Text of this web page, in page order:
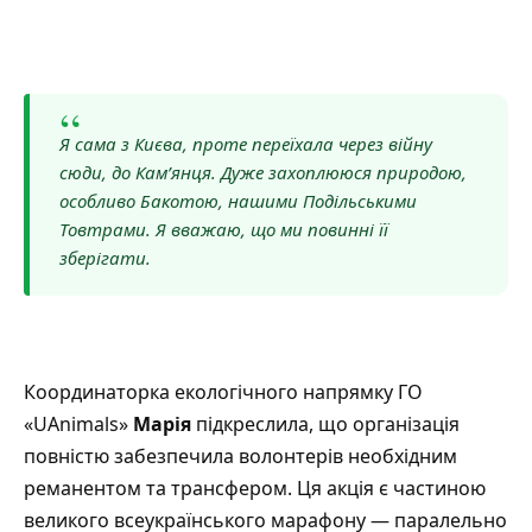
“
Я сама з Києва, проте переїхала через війну
сюди, до Кам’янця. Дуже захоплююся природою,
особливо Бакотою, нашими Подільськими
Товтрами. Я вважаю, що ми повинні її
зберігати.
Координаторка екологічного напрямку ГО
«UAnimals» Марія підкреслила, що організація
повністю забезпечила волонтерів необхідним
реманентом та трансфером. Ця акція є частиною
великого всеукраїнського марафону — паралельно